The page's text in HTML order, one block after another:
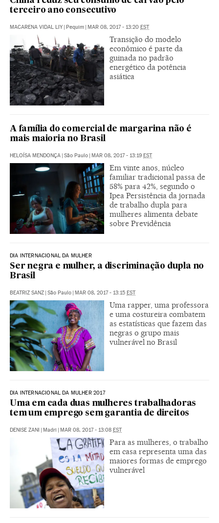
terceiro ano consecutivo
MACARENA VIDAL LIY | Pequim | MAR 08, 2017 - 13:20 EST
Transição do modelo
econômico é parte da
guinada no padrão
energético da potência
asiática
A família do comercial de margarina não é
mais maioria no Brasil
HELOÍSA MENDONÇA | São Paulo | MAR 08, 2017 - 13:19 EST
Em vinte anos, núcleo
familiar tradicional passa de
58% para 42%, segundo o
Ipea Persistência da jornada
de trabalho dupla para
mulheres alimenta debate
sobre Previdência
DIA INTERNACIONAL DA MULHER
Ser negra e mulher, a discriminação dupla no
Brasil
BEATRIZ SANZ | São Paulo | MAR 08, 2017 - 13:15 EST
Uma rapper, uma professora
e uma costureira combatem
as estatísticas que fazem das
negras o grupo mais
vulnerável no Brasil
DIA INTERNACIONAL DA MULHER 2017
Uma em cada duas mulheres trabalhadoras
tem um emprego sem garantia de direitos
DENISE ZANI | Madri | MAR 08, 2017 - 13:08 EST
Para as mulheres, o trabalho
em casa representa uma das
maiores formas de emprego
vulnerável